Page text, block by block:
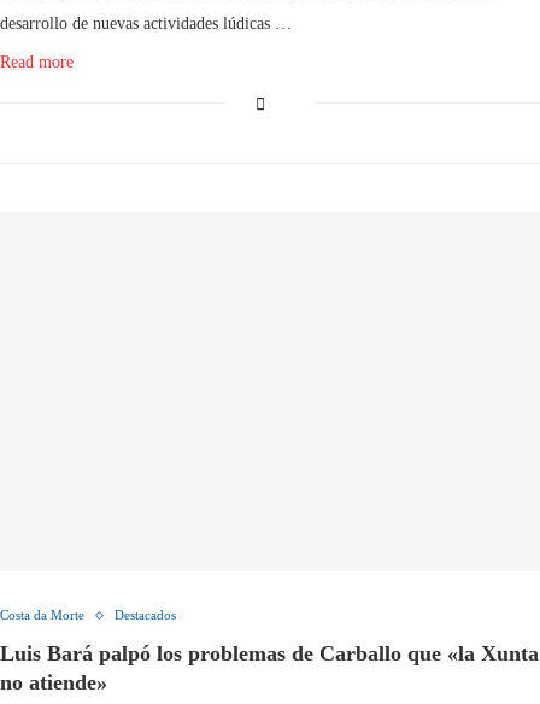
desarrollo de nuevas actividades lúdicas …
Read more
Costa da Morte Destacados
Luis Bará palpó los problemas de Carballo que «la Xunta
no atiende»